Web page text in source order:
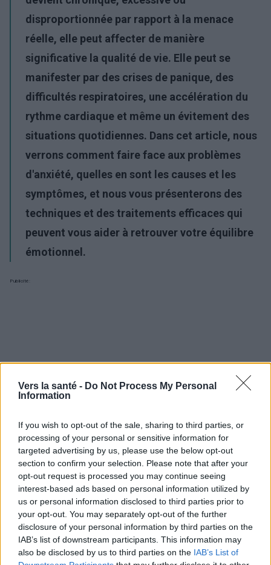
Vers la santé - Do Not Process My Personal
Information
If you wish to opt-out of the sale, sharing to third parties, or
processing of your personal or sensitive information for
targeted advertising by us, please use the below opt-out
section to confirm your selection. Please note that after your
opt-out request is processed you may continue seeing
interest-based ads based on personal information utilized by
us or personal information disclosed to third parties prior to
your opt-out. You may separately opt-out of the further
disclosure of your personal information by third parties on the
IAB’s list of downstream participants. This information may
also be disclosed by us to third parties on the IAB’s List of
disproportionnée par rapport à la menace
réelle, elle peut affecter de manière
significative la qualité de vie. Elle peut se
manifester par des crises de panique, des
difficultés respiratoires, une accélération du
rythme cardiaque et même un évitement des
situations quotidiennes. Dans cet article, nous
verrons comment faire face aux problèmes
d'anxiété, quelles en sont les causes et les
symptômes, et nous vous présenterons des
techniques et des traitements efficaces qui
peuvent vous aider à retrouver votre équilibre
émotionnel.
Publicité:
Utile? Partagez-le sur Facebook!
Vous voulez rester informé ? Suivez-
nous sur
Goo gle
News